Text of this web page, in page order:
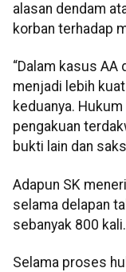
alasan dendam
korban terhadap
“Dalam kasus AA
menjadi lebih
keduanya.
pengakuan
bukti lain dan
Adapun SK
selama delapan
sebanyak 800 kali.
Selama proses